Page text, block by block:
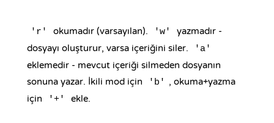
'r' okumadır (varsayılan). 'w'
yazmadır -
dosyayı oluşturur, varsa içeriğini siler.
'a'
eklemedir - mevcut içeriği silmeden dosyanın
sonuna yazar. İkili mod için
'b' , okuma+yazma
için
'+' ekle.